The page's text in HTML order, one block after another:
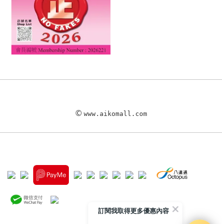
© www.aikomall.com
訂閱我取得更多優惠內容